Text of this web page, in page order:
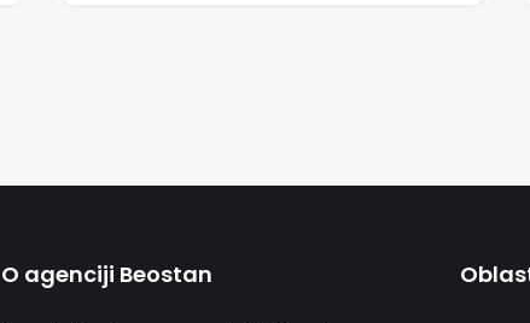
O agenciji Beostan